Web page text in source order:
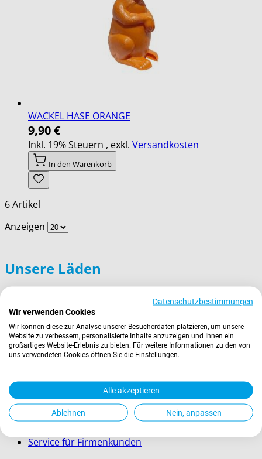
WACKEL HASE ORANGE
9,90 €
Inkl. 19% Steuern , exkl. Versandkosten
In den Warenkorb
6Artikel
Anzeigen
Unsere Läden
› Münchner Stadtmuseum
› Prien am Chiemsee
› Garmisch-Partenkirchen
› Berchtesgaden
Zahlung
Versand
Service für Firmenkunden
Datenschutzbestimmungen
Wir verwenden Cookies
Wir können diese zur Analyse unserer Besucherdaten platzieren, um unsere
Website zu verbessern, personalisierte Inhalte anzuzeigen und Ihnen ein
großartiges Website-Erlebnis zu bieten. Für weitere Informationen zu den von
uns verwendeten Cookies öffnen Sie die Einstellungen.
Alle akzeptieren
Ablehnen Nein, anpassen